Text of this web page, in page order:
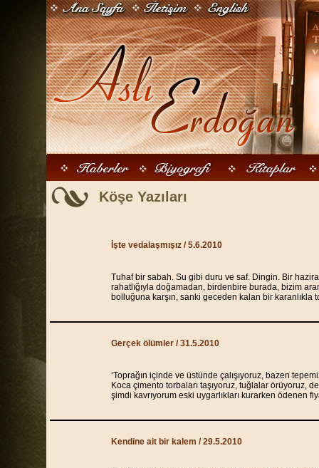
Köşe Yazıları
İşte vedalaşmışız / 5.6.2010
Tuhaf bir sabah. Su gibi duru ve saf. Dingin. Bir
rahatlığıyla doğamadan, birdenbire burada, bizim
bolluğuna karşın, sanki geceden kalan bir
Gerçek ölümler / 31.5.2010
‘Toprağın içinde ve üstünde çalışıyoruz, bazen
Koca çimento torbaları taşıyoruz, tuğlalar örüyoruz,
şimdi kavrıyorum eski uygarlıkları kurarken ödenen
Kendine ait bir kalem / 29.5.2010